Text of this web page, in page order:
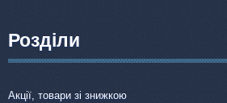
Розділи
Акції, товари зі знижкою